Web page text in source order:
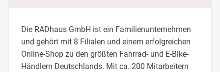
Die RADhaus GmbH ist ein Familienunternehmen
und gehört mit 8 Filialen und einem erfolgreichen
Online-Shop zu den größten Fahrrad- und E-Bike-
Händlern Deutschlands. Mit ca. 200 Mitarbeitern